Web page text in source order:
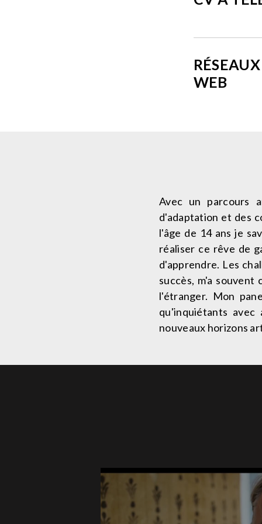
WEB
Avec un parcours
d'adaptation et des
l'âge de 14 ans je
réaliser ce rêve de
d'apprendre. Les
succès, m'a
l'étranger. Mon
qu'inquiétants
nouveaux horizons